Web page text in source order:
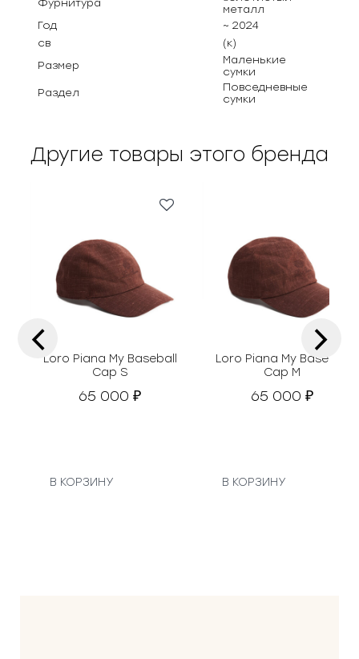
Фурнитура
металл
Год
~ 2024
св
(к)
Размер
Маленькие
сумки
Раздел
Повседневные
сумки
Другие товары этого бренда
Loro Piana My Baseball
Cap S
65 000₽
В КОРЗИНУ
Loro Piana My Baseball
Cap M
65 000₽
В КОРЗИНУ
‹ ›